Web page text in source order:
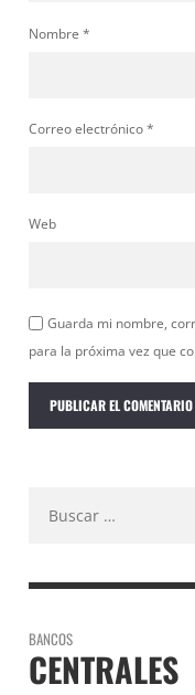
Nombre *
Correo electrónico*
Web
Guarda mi nombre,
para la próxima vez que
BANCOS
CENTRALES